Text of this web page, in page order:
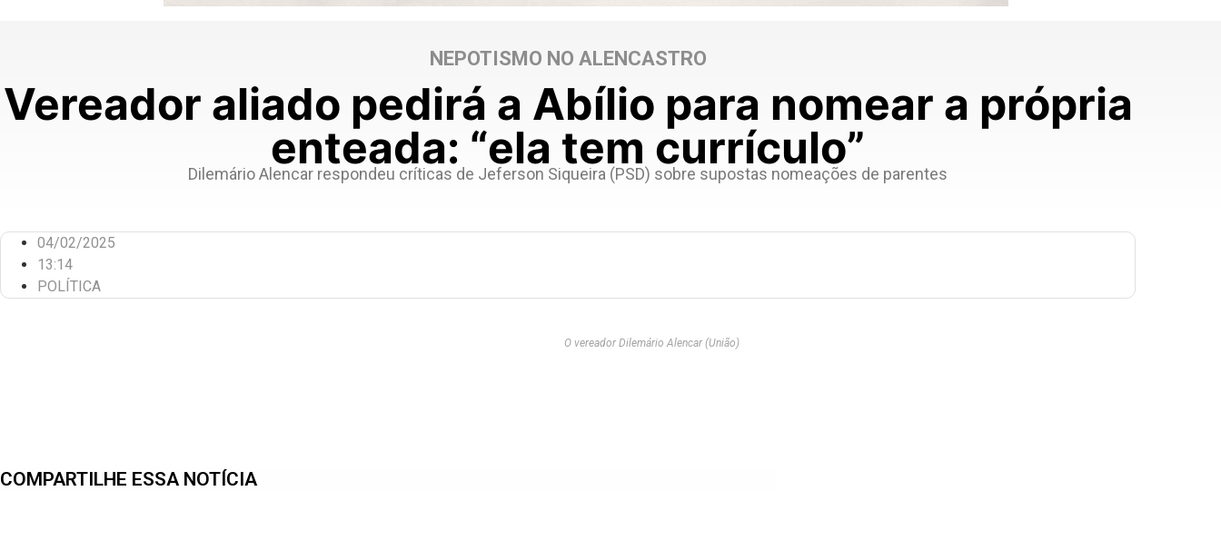
NEPOTISMO NO ALENCASTRO
Vereador aliado pedirá a Abílio para nomear a própria
enteada: “ela tem currículo”
Dilemário Alencar respondeu críticas de Jeferson Siqueira (PSD) sobre supostas nomeações de parentes
04/02/2025
13:14
POLÍTICA
O vereador Dilemário Alencar (União)
COMPARTILHE ESSA NOTÍCIA